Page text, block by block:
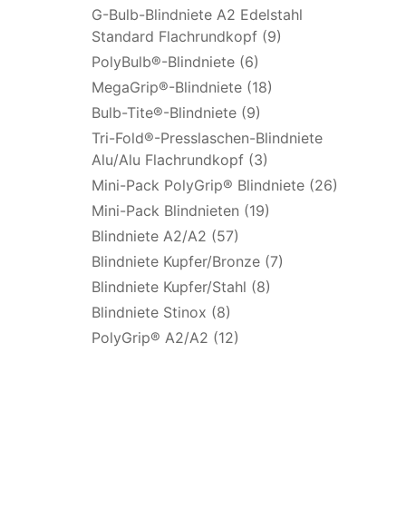
G-Bulb-Blindniete A2 Edelstahl
Standard Flachrundkopf (9)
PolyBulb®-Blindniete (6)
MegaGrip®-Blindniete (18)
Bulb-Tite®-Blindniete (9)
Tri-Fold®-Presslaschen-Blindniete
Alu/Alu Flachrundkopf (3)
Mini-Pack PolyGrip® Blindniete (26)
Mini-Pack Blindnieten (19)
Blindniete A2/A2 (57)
Blindniete Kupfer/Bronze (7)
Blindniete Kupfer/Stahl (8)
Blindniete Stinox (8)
PolyGrip® A2/A2 (12)